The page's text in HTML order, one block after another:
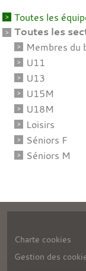
Toutes les
Toutes les
Membres du
U11
U13
U15M
U18M
Loisirs
Séniors F
Séniors M
Charte cookies
Gestion des